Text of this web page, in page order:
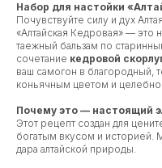
Набор для настойки
Почувствуйте силу и дух
«Алтайская Кедровая» —
таежный бальзам по
сочетание кедровой
ваш самогон в благородный,
коньячным цветом и
Почему это — настоящий
Этот рецепт создан для
богатым вкусом и
дара алтайской природы.